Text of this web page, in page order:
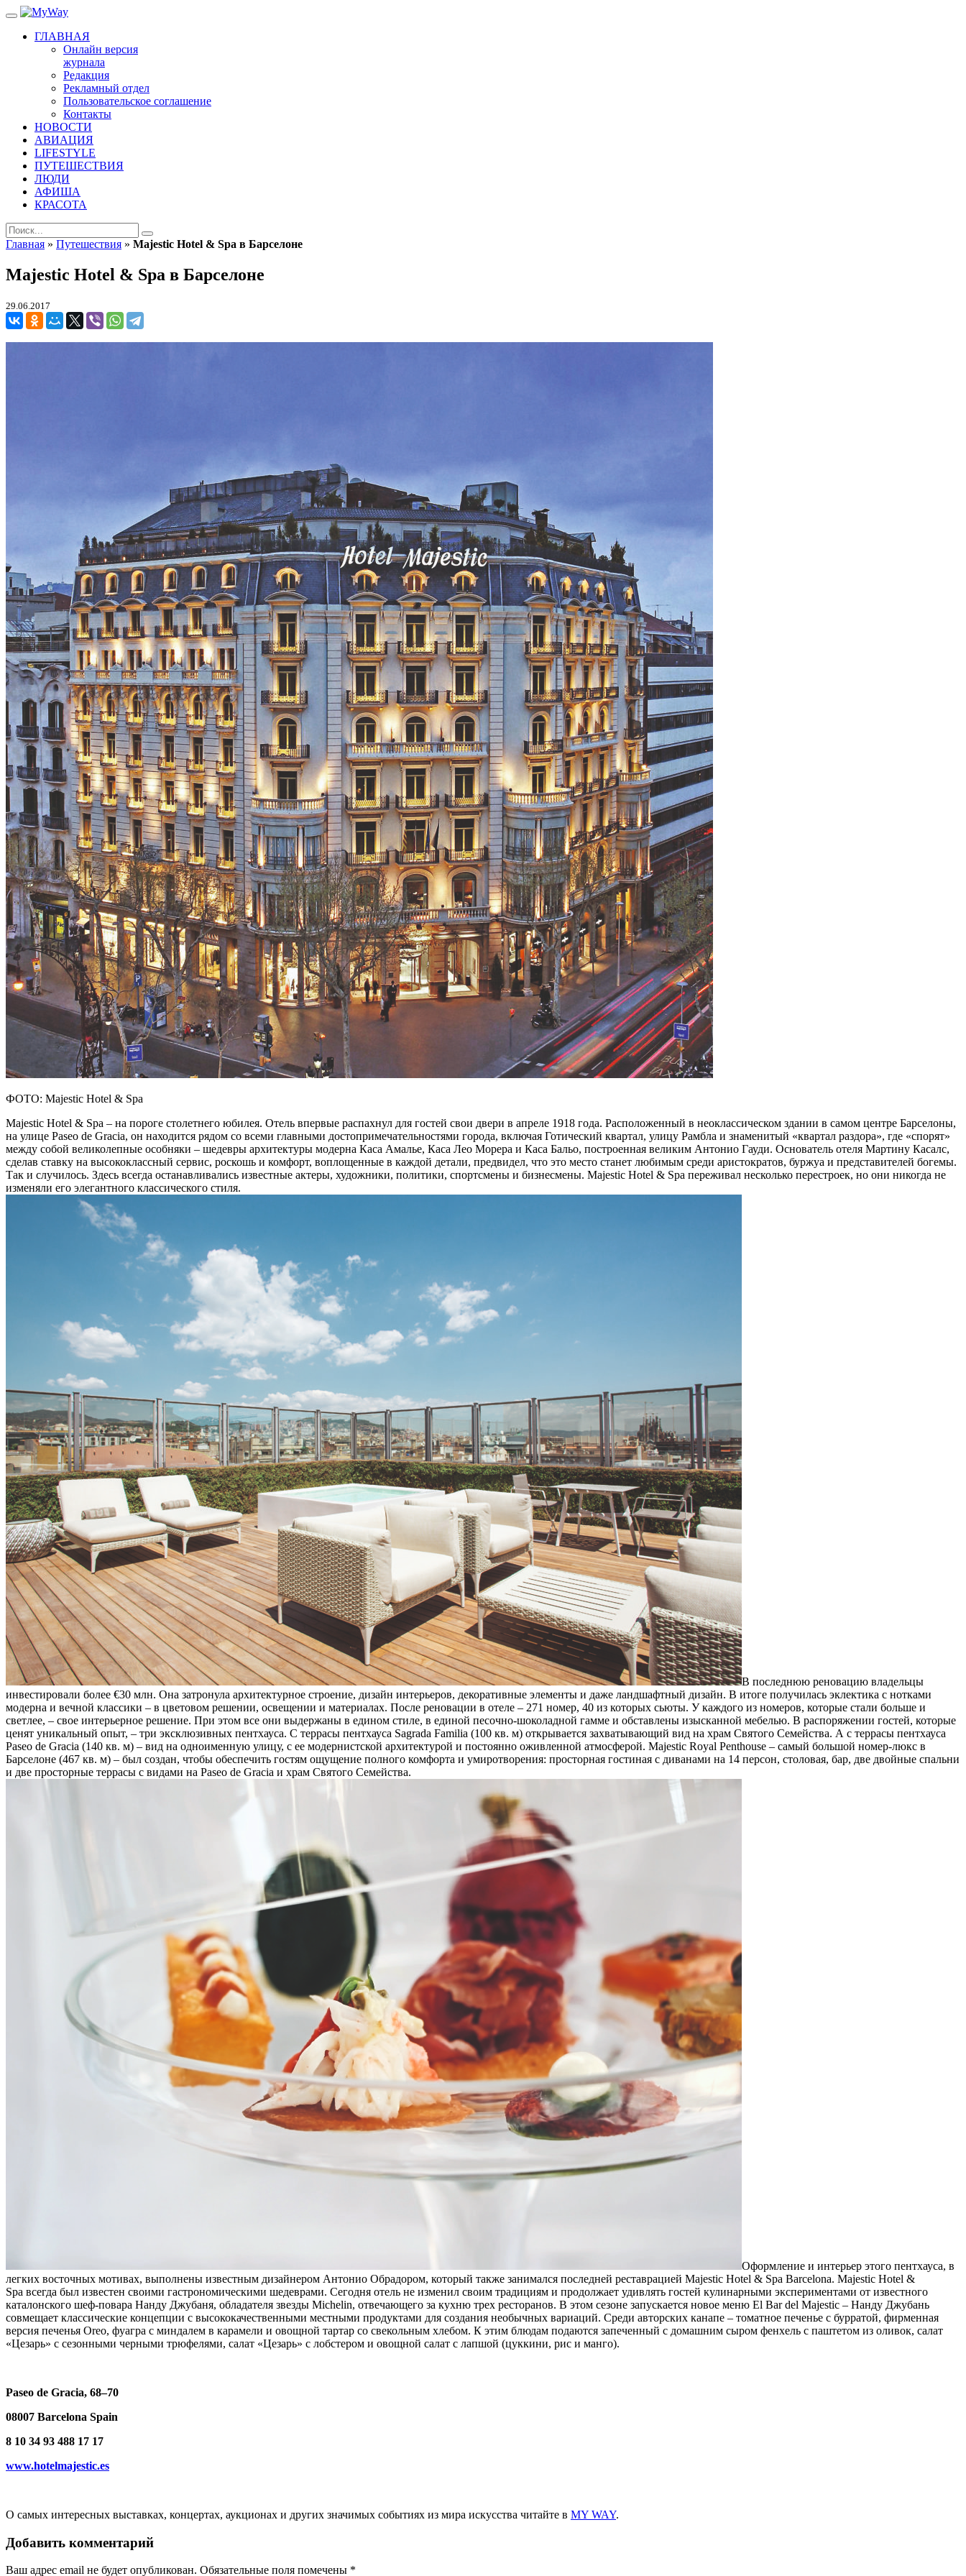
ГЛАВНАЯ
Онлайн версия
журнала
Редакция
Рекламный отдел
Пользовательское соглашение
Контакты
НОВОСТИ
АВИАЦИЯ
LIFESTYLE
ПУТЕШЕСТВИЯ
ЛЮДИ
АФИША
КРАСОТА
Главная » Путешествия » Majestic Hotel & Spa в Барселоне
Majestic Hotel & Spa в Барселоне
29.06.2017
ФОТО: Majestic Hotel & Spa
Majestic Hotel & Spa – на пороге столетнего юбилея. Отель впервые распахнул для гостей свои двери в апреле 1918 года. Расположенный в неоклассическом здании в самом центре Барселоны,
на улице Paseo de Gracia, он находится рядом со всеми главными достопримечательностями города, включая Готический квартал, улицу Рамбла и знаменитый «квартал раздора», где «спорят»
между собой великолепные особняки – шедевры архитектуры модерна Каса Амалье, Каса Лео Морера и Каса Бальо, построенная великим Антонио Гауди. Основатель отеля Мартину Касалс,
сделав ставку на высококлассный сервис, роскошь и комфорт, воплощенные в каждой детали, предвидел, что это место станет любимым среди аристократов, буржуа и представителей богемы.
Так и случилось. Здесь всегда останавливались известные актеры, художники, политики, спортсмены и бизнесмены. Majestic Hotel & Spa переживал несколько перестроек, но они никогда не
изменяли его элегантного классического стиля.
В последнюю реновацию владельцы
инвестировали более €30 млн. Она затронула архитектурное строение, дизайн интерьеров, декоративные элементы и даже ландшафтный дизайн. В итоге получилась эклектика с нотками
модерна и вечной классики – в цветовом решении, освещении и материалах. После реновации в отеле – 271 номер, 40 из которых сьюты. У каждого из номеров, которые стали больше и
светлее, – свое интерьерное решение. При этом все они выдержаны в едином стиле, в единой песочно-шоколадной гамме и обставлены изысканной мебелью. В распоряжении гостей, которые
ценят уникальный опыт, – три эксклюзивных пентхауса. С террасы пентхауса Sagrada Familia (100 кв. м) открывается захватывающий вид на храм Святого Семейства. А с террасы пентхауса
Paseo de Gracia (140 кв. м) – вид на одноименную улицу, с ее модернистской архитектурой и постоянно оживленной атмосферой. Majestic Royal Penthouse – самый большой номер-люкс в
Барселоне (467 кв. м) – был создан, чтобы обеспечить гостям ощущение полного комфорта и умиротворения: просторная гостиная с диванами на 14 персон, столовая, бар, две двойные спальни
и две просторные террасы с видами на Paseo de Gracia и храм Святого Семейства.
Оформление и интерьер этого пентхауса, в
легких восточных мотивах, выполнены известным дизайнером Антонио Обрадором, который также занимался последней реставрацией Majestic Hotel & Spa Barcelona. Majestic Hotel &
Spa всегда был известен своими гастрономическими шедеврами. Сегодня отель не изменил своим традициям и продолжает удивлять гостей кулинарными экспериментами от известного
каталонского шеф-повара Нанду Джубаня, обладателя звезды Michelin, отвечающего за кухню трех ресторанов. В этом сезоне запускается новое меню El Bar del Majestic – Нанду Джубань
совмещает классические концепции с высококачественными местными продуктами для создания необычных вариаций. Среди авторских канапе – томатное печенье с бурратой, фирменная
версия печенья Oreo, фуагра с миндалем в карамели и овощной тартар со свекольным хлебом. К этим блюдам подаются запеченный с домашним сыром фенхель с паштетом из оливок, салат
«Цезарь» с сезонными черными трюфелями, салат «Цезарь» с лобстером и овощной салат с лапшой (цуккини, рис и манго).
Paseo de Gracia, 68–70
08007 Barcelona Spain
8 10 34 93 488 17 17
www.hotelmajestic.es
О самых интересных выставках, концертах, аукционах и других значимых событиях из мира искусства читайте в MY WAY.
Добавить комментарий
Ваш адрес email не будет опубликован. Обязательные поля помечены *